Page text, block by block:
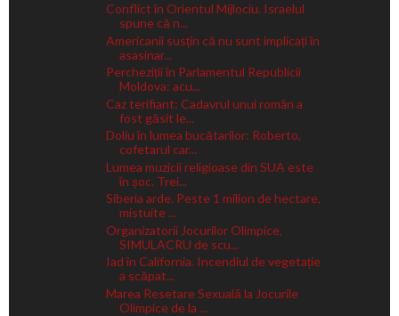
Conflict în Orientul Mijlociu. Israelul
spune că n...
Americanii susțin că nu sunt implicați în
asasinar...
Percheziții în Parlamentul Republicii
Moldova: acu...
Caz terifiant: Cadavrul unui român a
fost găsit le...
Doliu în lumea bucătarilor: Roberto,
cofetarul car...
Lumea muzicii religioase din SUA este
în șoc. Trei...
Siberia arde. Peste 1 milion de hectare,
mistuite ...
Organizatorii Jocurilor Olimpice,
SIMULACRU de scu...
Iad în California. Incendiul de vegetație
a scăpat...
Marea Resetare Sexuală la Jocurile
Olimpice de la ...